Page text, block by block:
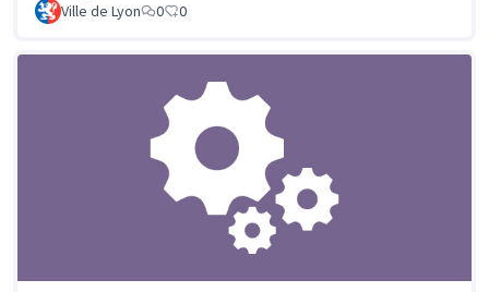
Ville de Lyon 0 0